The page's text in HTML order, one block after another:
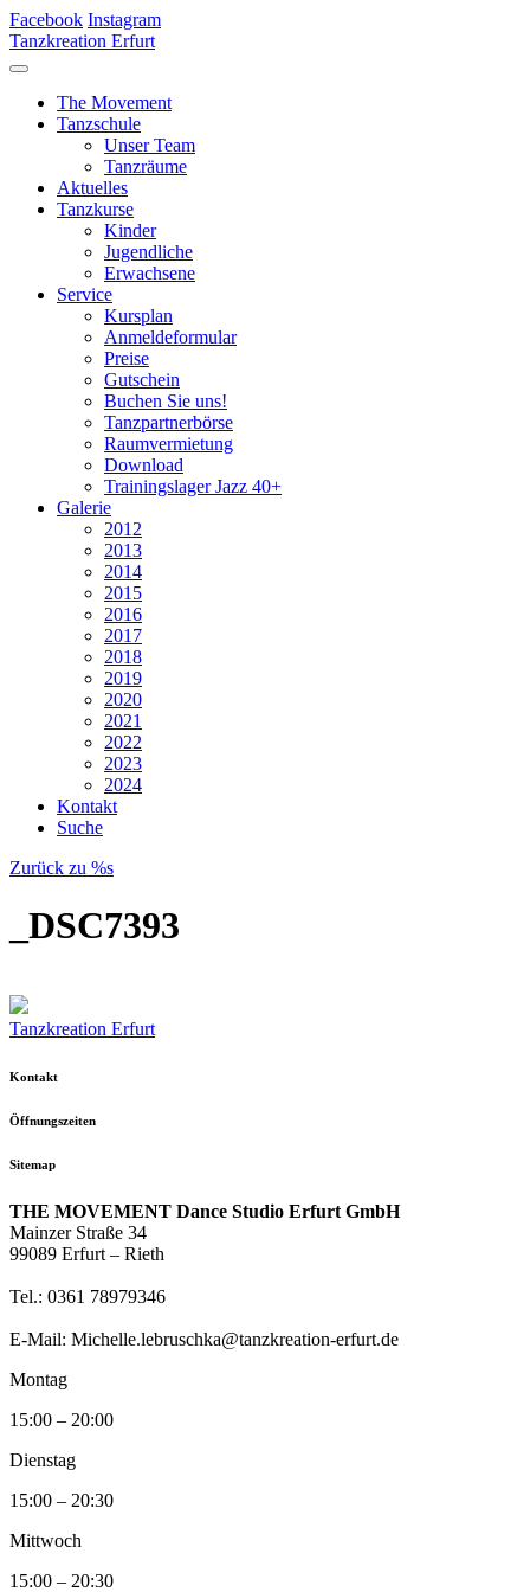
Facebook Instagram
Tanzkreation Erfurt
The Movement
Tanzschule
Unser Team
Tanzräume
Aktuelles
Tanzkurse
Kinder
Jugendliche
Erwachsene
Service
Kursplan
Anmeldeformular
Preise
Gutschein
Buchen Sie uns!
Tanzpartnerbörse
Raumvermietung
Download
Trainingslager Jazz 40+
Galerie
2012
2013
2014
2015
2016
2017
2018
2019
2020
2021
2022
2023
2024
Kontakt
Suche
Zurück zu %s
_DSC7393
Tanzkreation Erfurt
Kontakt
Öffnungszeiten
Sitemap
THE MOVEMENT Dance Studio Erfurt GmbH
Mainzer Straße 34
99089 Erfurt – Rieth
Tel.: 0361 78979346
E-Mail: Michelle.lebruschka@tanzkreation-erfurt.de
Montag
15:00 – 20:00
Dienstag
15:00 – 20:30
Mittwoch
15:00 – 20:30